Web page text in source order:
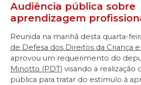
Audiência pública sobre
aprendizagem
Reunida na manhã desta quarta-
de Defesa dos Direitos da Criança
aprovou um requerimento do
Minotto (PDT) visando a realização
pública para tratar do estímulo à